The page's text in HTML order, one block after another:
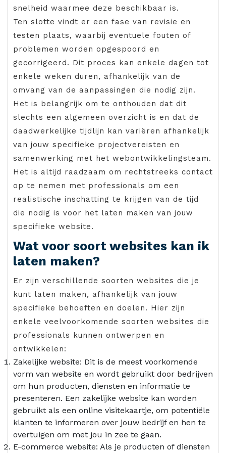
snelheid waarmee deze beschikbaar is.
Ten slotte vindt er een fase van revisie en
testen plaats, waarbij eventuele fouten of
problemen worden opgespoord en
gecorrigeerd. Dit proces kan enkele dagen tot
enkele weken duren, afhankelijk van de
omvang van de aanpassingen die nodig zijn.
Het is belangrijk om te onthouden dat dit
slechts een algemeen overzicht is en dat de
daadwerkelijke tijdlijn kan variëren afhankelijk
van jouw specifieke projectvereisten en
samenwerking met het webontwikkelingsteam.
Het is altijd raadzaam om rechtstreeks contact
op te nemen met professionals om een
realistische inschatting te krijgen van de tijd
die nodig is voor het laten maken van jouw
specifieke website.
Wat voor soort websites kan ik
laten maken?
Er zijn verschillende soorten websites die je
kunt laten maken, afhankelijk van jouw
specifieke behoeften en doelen. Hier zijn
enkele veelvoorkomende soorten websites die
professionals kunnen ontwerpen en
ontwikkelen:
Zakelijke website: Dit is de meest voorkomende
vorm van website en wordt gebruikt door bedrijven
om hun producten, diensten en informatie te
presenteren. Een zakelijke website kan worden
gebruikt als een online visitekaartje, om potentiële
klanten te informeren over jouw bedrijf en hen te
overtuigen om met jou in zee te gaan.
E-commerce website: Als je producten of diensten